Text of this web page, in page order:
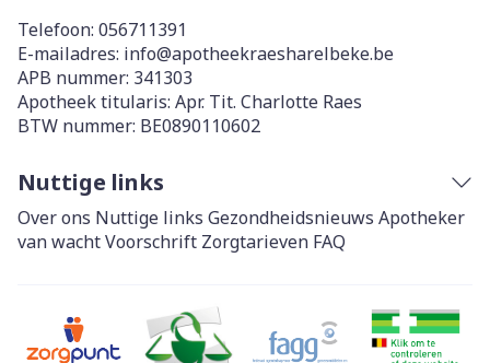
Telefoon: 056711391
E-mailadres: info@apotheekraesharelbeke.be
APB nummer: 341303
Apotheek titularis: Apr. Tit. Charlotte Raes
BTW nummer: BE0890110602
Nuttige links
Over ons Nuttige links Gezondheidsnieuws Apotheker
van wachtVoorschrift Zorgtarieven FAQ